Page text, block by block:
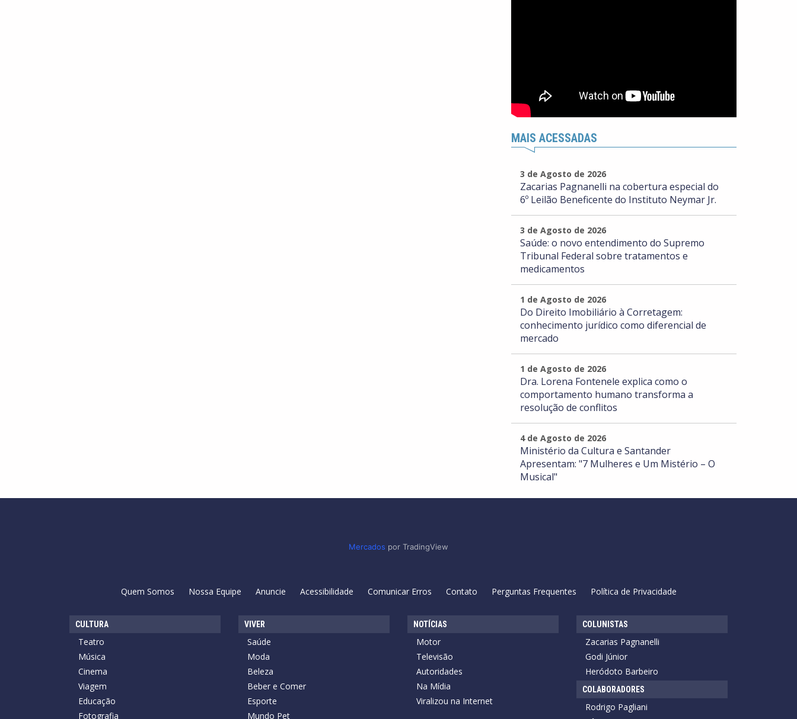
MAIS ACESSADAS
3 de Agosto de 2026
Zacarias Pagnanelli na cobertura especial do
6º Leilão Beneficente do Instituto Neymar Jr.
3 de Agosto de 2026
Saúde: o novo entendimento do Supremo
Tribunal Federal sobre tratamentos e
medicamentos
1 de Agosto de 2026
Do Direito Imobiliário à Corretagem:
conhecimento jurídico como diferencial de
mercado
1 de Agosto de 2026
Dra. Lorena Fontenele explica como o
comportamento humano transforma a
resolução de conflitos
4 de Agosto de 2026
Ministério da Cultura e Santander
Apresentam: "7 Mulheres e Um Mistério – O
Musical"
Mercados por TradingView
Quem Somos Nossa Equipe Anuncie Acessibilidade Comunicar Erros Contato Perguntas Frequentes Política de Privacidade
CULTURA
Teatro
Música
Cinema
Viagem
Educação
Fotografia
VIVER
Saúde
Moda
Beleza
Beber e Comer
Esporte
Mundo Pet
NOTÍCIAS
Motor
Televisão
Autoridades
Na Mídia
Viralizou na Internet
COLUNISTAS
Zacarias Pagnanelli
Godi Júnior
Heródoto Barbeiro
COLABORADORES
Rodrigo Pagliani